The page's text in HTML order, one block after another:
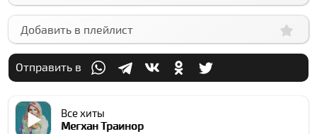
Добавить в плейлист
Отправить в
Все хиты
Мегхан Траинор